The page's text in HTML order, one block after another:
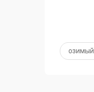
озимый